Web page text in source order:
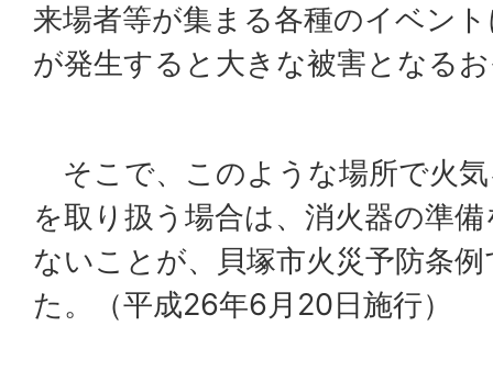
来場者等が集まる各種のイベン
が発生すると大きな被害となる
そこで、このような場所で火
を取り扱う場合は、消火器の準
ないことが、貝塚市火災予防条
た。（平成26年6月20日施行）